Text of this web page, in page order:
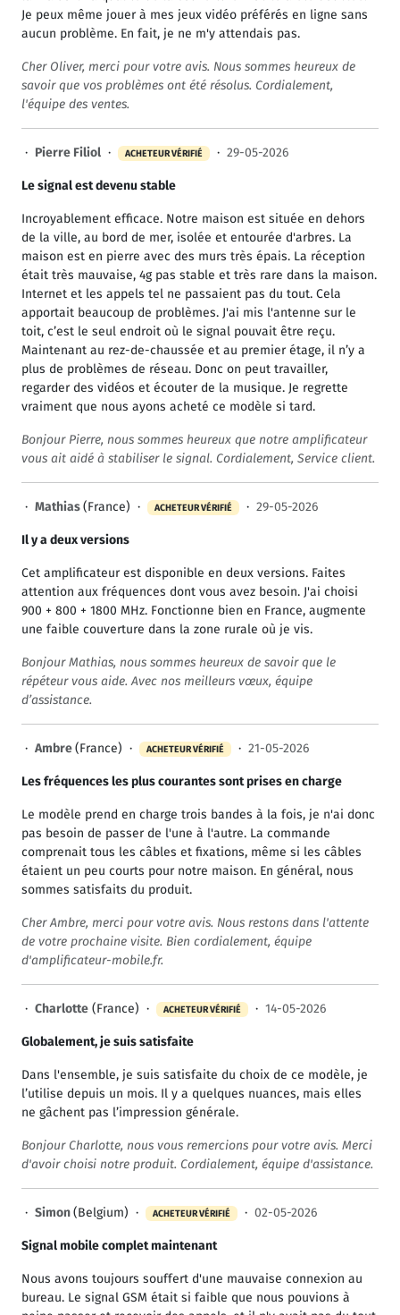
Je peux même jouer à mes jeux vidéo préférés en ligne sans
aucun problème. En fait, je ne m'y attendais pas.
Cher Oliver, merci pour votre avis. Nous sommes heureux de
savoir que vos problèmes ont été résolus. Cordialement,
l'équipe des ventes.
· Pierre Filiol · ACHETEUR VÉRIFIÉ · 29-05-2026
Le signal est devenu stable
Incroyablement efficace. Notre maison est située en dehors
de la ville, au bord de mer, isolée et entourée d'arbres. La
maison est en pierre avec des murs très épais. La réception
était très mauvaise, 4g pas stable et très rare dans la maison.
Internet et les appels tel ne passaient pas du tout. Cela
apportait beaucoup de problèmes. J'ai mis l'antenne sur le
toit, c’est le seul endroit où le signal pouvait être reçu.
Maintenant au rez-de-chaussée et au premier étage, il n’y a
plus de problèmes de réseau. Donc on peut travailler,
regarder des vidéos et écouter de la musique. Je regrette
vraiment que nous ayons acheté ce modèle si tard.
Bonjour Pierre, nous sommes heureux que notre amplificateur
vous ait aidé à stabiliser le signal. Cordialement, Service client.
· Mathias(France) · ACHETEUR VÉRIFIÉ · 29-05-2026
Il y a deux versions
Cet amplificateur est disponible en deux versions. Faites
attention aux fréquences dont vous avez besoin. J'ai choisi
900 + 800 + 1800 MHz. Fonctionne bien en France, augmente
une faible couverture dans la zone rurale où je vis.
Bonjour Mathias, nous sommes heureux de savoir que le
répéteur vous aide. Avec nos meilleurs vœux, équipe
d’assistance.
· Ambre(France) · ACHETEUR VÉRIFIÉ · 21-05-2026
Les fréquences les plus courantes sont prises en charge
Le modèle prend en charge trois bandes à la fois, je n'ai donc
pas besoin de passer de l'une à l'autre. La commande
comprenait tous les câbles et fixations, même si les câbles
étaient un peu courts pour notre maison. En général, nous
sommes satisfaits du produit.
Cher Ambre, merci pour votre avis. Nous restons dans l'attente
de votre prochaine visite. Bien cordialement, équipe
d'amplificateur-mobile.fr.
· Charlotte (France) · ACHETEUR VÉRIFIÉ · 14-05-2026
Globalement, je suis satisfaite
Dans l'ensemble, je suis satisfaite du choix de ce modèle, je
l’utilise depuis un mois. Il y a quelques nuances, mais elles
ne gâchent pas l’impression générale.
Bonjour Charlotte, nous vous remercions pour votre avis. Merci
d'avoir choisi notre produit. Cordialement, équipe d'assistance.
· Simon(Belgium) · ACHETEUR VÉRIFIÉ · 02-05-2026
Signal mobile complet maintenant
Nous avons toujours souffert d'une mauvaise connexion au
bureau. Le signal GSM était si faible que nous pouvions à